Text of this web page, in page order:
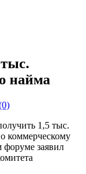
найма
1,5 тыс.
коммерческому
заявил